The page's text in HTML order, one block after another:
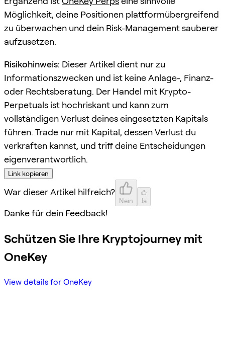
Möglichkeit, deine Positionen plattformübergreifend
zu überwachen und dein Risk-Management sauberer
aufzusetzen.
Risikohinweis: Dieser Artikel dient nur zu
Informationszwecken und ist keine Anlage-, Finanz-
oder Rechtsberatung. Der Handel mit Krypto-
Perpetuals ist hochriskant und kann zum
vollständigen Verlust deines eingesetzten Kapitals
führen. Trade nur mit Kapital, dessen Verlust du
verkraften kannst, und triff deine Entscheidungen
eigenverantwortlich.
Link kopieren
War dieser Artikel hilfreich?
Nein Ja
Danke für dein Feedback!
Schützen Sie Ihre Kryptojourney mit
OneKey
View details for OneKey